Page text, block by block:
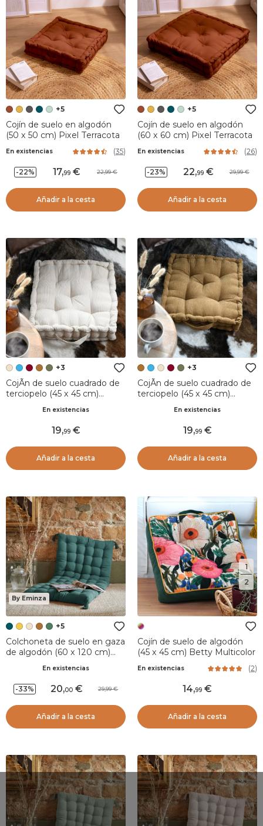
1
2
+5
Cojín de suelo en algodón
(50 x 50 cm) Pixel Terracota
En existencias (35)
-22% 17,99 22,99
Añadir a la cesta
+5
Cojín de suelo en algodón
(60 x 60 cm) Pixel Terracota
En existencias (26)
-23% 22,99 29,99
Añadir a la cesta
+3
CojÃ­n de suelo cuadrado de
terciopelo (45 x 45 cm)
En existencias
19,99
Añadir a la cesta
+3
CojÃ­n de suelo cuadrado de
terciopelo (45 x 45 cm)
En existencias
19,99
Añadir a la cesta
By Eminza
+5
Colchoneta de suelo en gaza
de algodón (60 x 120 cm)
En existencias
-33% 20,00 29,99
Añadir a la cesta
Cojín de suelo de algodón
(45 x 45 cm) Betty Multicolor
En existencias (2)
14,99
Añadir a la cesta